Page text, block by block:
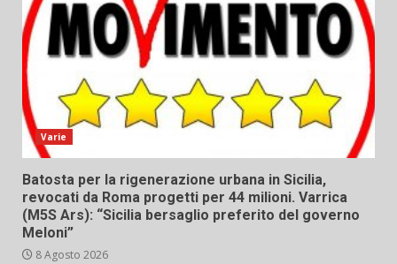
Varie
Batosta per la rigenerazione urbana in Sicilia,
revocati da Roma progetti per 44 milioni. Varrica
(M5S Ars): “Sicilia bersaglio preferito del governo
Meloni”
8 Agosto 2026